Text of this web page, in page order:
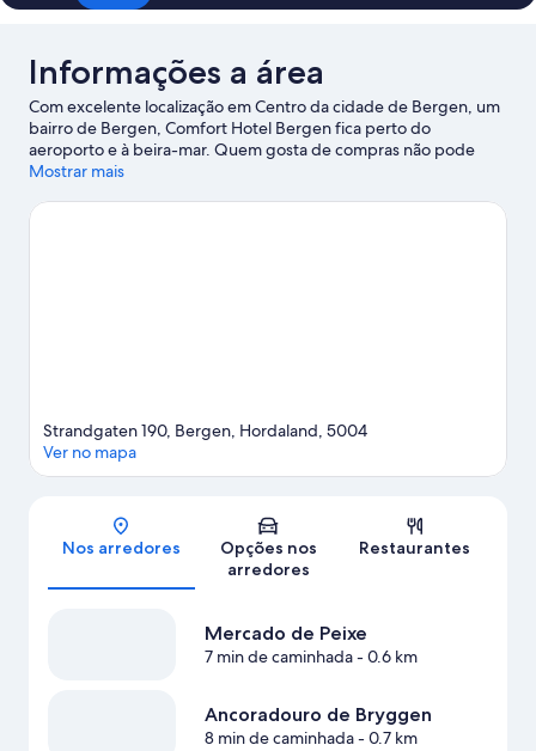
Informações a área
Com excelente localização em Centro da cidade de Bergen, um
bairro de Bergen, Comfort Hotel Bergen fica perto do
aeroporto e à beira-mar. Quem gosta de compras não pode
deixar de visitar espaços como Bryggen e Kløverhuset. No
as belezas naturais em Parque Nordnes e Festplassen. Bergen
Mostrar mais
Mapa
Strandgaten 190, Bergen, Hordaland, 5004
Ver no mapa
Nos arredores
Opções nos
arredores
Restaurantes
Mercado de Peixe
7 min de caminhada- 0.6 km
Ancoradouro de Bryggen
8 min de caminhada- 0.7 km